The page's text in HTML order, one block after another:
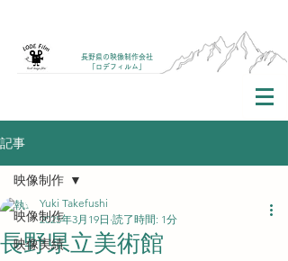
長野県の映像制作会社
「ロデフィルム」
記事
映像制作
映像実績
映像制作
長野県立美術館
Yuki Takefushi
2025年3月19日 読了時間: 1分